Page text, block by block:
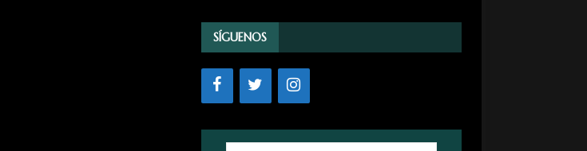
SÍGUENOS